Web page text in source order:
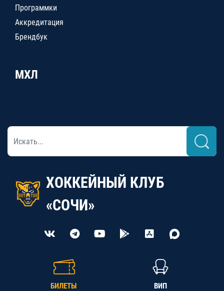
Программки
Аккредитация
Брендбук
МХЛ
ХОККЕЙНЫЙ КЛУБ
«СОЧИ»
БИЛЕТЫ ВИП